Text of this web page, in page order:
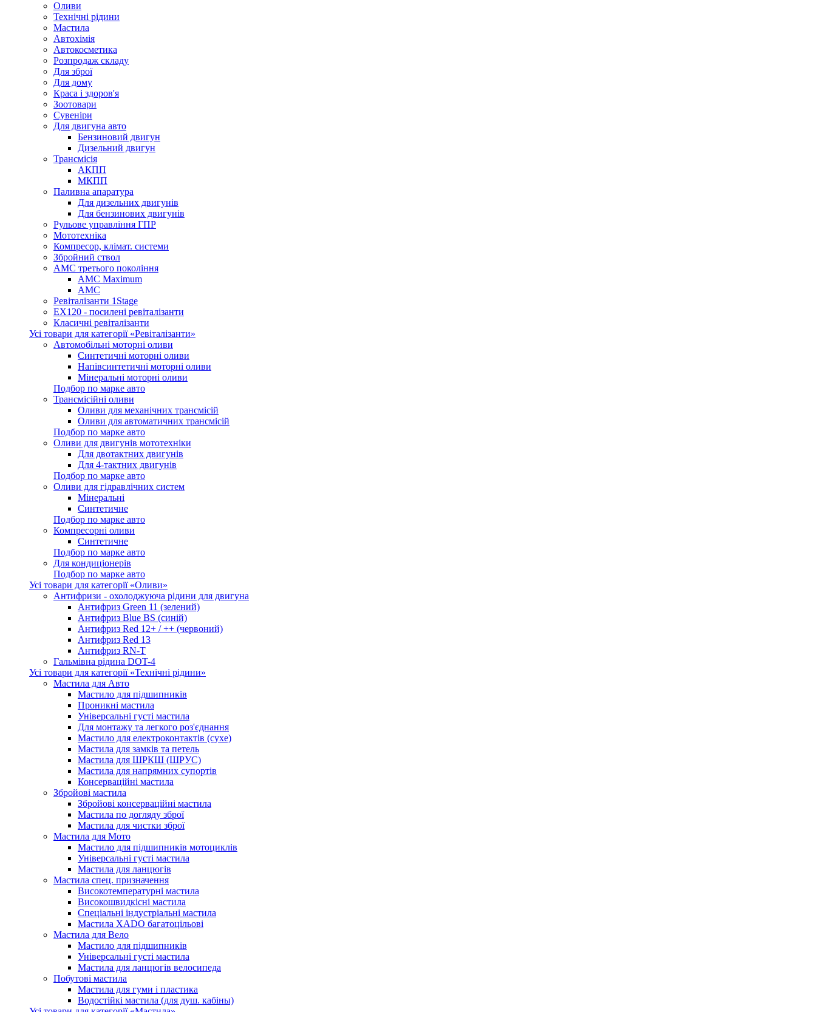
Оливи
Технічні рідини
Мастила
Автохімія
Автокосметика
Розпродаж складу
Для зброї
Для дому
Краса і здоров'я
Зоотовари
Сувеніри
Для двигуна авто
Бензиновий двигун
Дизельний двигун
Трансмісія
АКПП
МКПП
Паливна апаратура
Для дизельних двигунів
Для бензинових двигунів
Рульове управління ГПР
Мототехніка
Компресор, клімат. системи
Збройний ствол
АМС третього покоління
AMC Maximum
AMC
Ревіталізанти 1Stage
EX120 - посилені ревіталізанти
Класичні ревіталізанти
Усі товари для категорії «Ревіталізанти»
Автомобільні моторні оливи
Синтетичні моторні оливи
Напівсинтетичні моторні оливи
Мінеральні моторні оливи
Подбор по марке авто
Трансмісійні оливи
Оливи для механічних трансмісій
Оливи для автоматичних трансмісій
Подбор по марке авто
Оливи для двигунів мототехніки
Для двотактних двигунів
Для 4-тактних двигунів
Подбор по марке авто
Оливи для гідравлічних систем
Мінеральні
Синтетичне
Подбор по марке авто
Компресорні оливи
Синтетичне
Подбор по марке авто
Для кондиціонерів
Подбор по марке авто
Усі товари для категорії «Оливи»
Антифризи - охолоджуюча рідини для двигуна
Антифриз Green 11 (зелений)
Антифриз Blue BS (синій)
Антифриз Red 12+ / ++ (червоний)
Антифриз Red 13
Антифриз RN-T
Гальмівна рідина DOT-4
Усі товари для категорії «Технічні рідини»
Мастила для Авто
Мастило для підшипників
Проникні мастила
Універсальні густі мастила
Для монтажу та легкого роз'єднання
Мастило для електроконтактів (сухе)
Мастила для замків та петель
Мастила для ШРКШ (ШРУС)
Мастила для напрямних супортів
Консерваційні мастила
Збройові мастила
Збройові консерваційні мастила
Мастила по догляду зброї
Мастила для чистки зброї
Мастила для Мото
Мастило для підшипників мотоциклів
Універсальні густі мастила
Мастила для ланцюгів
Мастила cпец. призначення
Високотемпературні мастила
Високошвидкісні мастила
Спеціальні індустріальні мастила
Мастила ХАDО багатоцільові
Мастила для Вело
Мастило для підшипників
Універсальні густі мастила
Мастила для ланцюгів велосипеда
Побутові мастила
Мастила для гуми і пластика
Водостійкі мастила (для душ. кабіны)